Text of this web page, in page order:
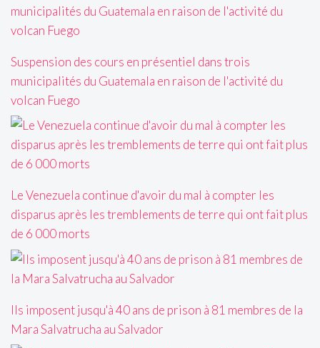
Suspension des cours en présentiel dans trois
municipalités du Guatemala en raison de l'activité du
volcan Fuego
Le Venezuela continue d'avoir du mal à compter les
disparus après les tremblements de terre qui ont fait plus
de 6 000 morts
Ils imposent jusqu'à 40 ans de prison à 81 membres de la
Mara Salvatrucha au Salvador